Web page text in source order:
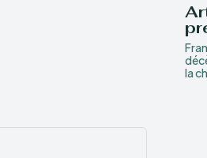
la